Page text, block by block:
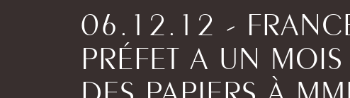
06.12.12 -
PRÉFET A UN
DES PAPIERS À